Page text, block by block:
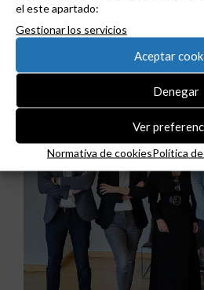
el este apartado:
Gestionar los servicios
Aceptar
Denegar
Ver
Normativa de cookiesPolítica